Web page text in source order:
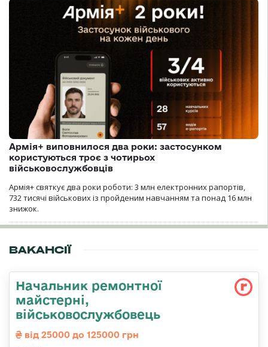
Армія+ виповнилося два роки: застосунком
користуються троє з чотирьох
військовослужбовців
Армія+ святкує два роки роботи: 3 млн електронних рапортів,
732 тисячі військових із пройденим навчанням та понад 16 млн
знижок.
ВАКАНСІЇ
Начальник ремонтної
майстерні,
військовослужбовець
від 25000 до 125000 грн